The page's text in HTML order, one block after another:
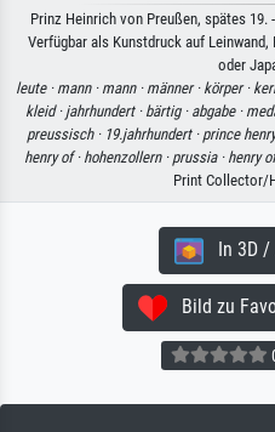
Prinz Heinrich von Preußen, spätes 19.
Verfügbar als Kunstdruck auf
oder
leute · mann · mann · männer · körper ·
kleid · jahrhundert · bärtig · abgabe ·
preussisch · 19.jahrhundert · prince
henry of · hohenzollern · prussia · henry
Print Collector/
In 3D /
Bild zu